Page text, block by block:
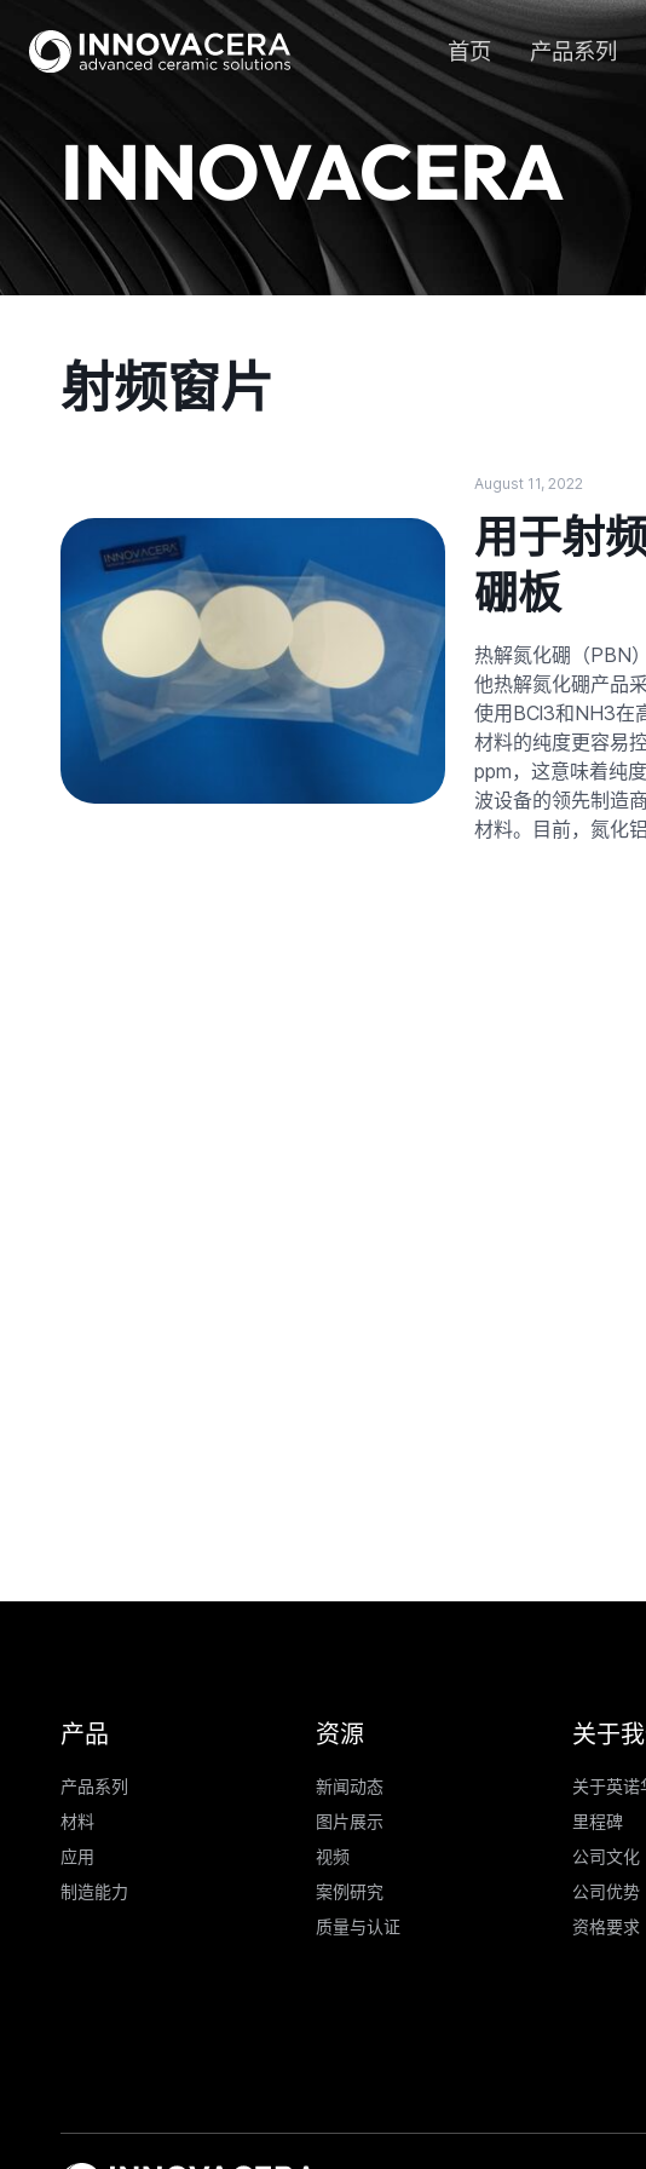
首页 产品系列
INNOVACERA
射频窗片
August 11, 2022
用于射
硼板
热解氮化硼（PBN
他热解氮化硼产品
使用BCl3和NH3在
材料的纯度更容易
ppm，这意味着纯
波设备的领先制造
材料。目前，氮化
产品
产品系列
材料
应用
制造能力
资源
新闻动态
图片展示
视频
案例研究
质量与认证
关于
关于英诺
里程碑
公司文化
公司优势
资格要求